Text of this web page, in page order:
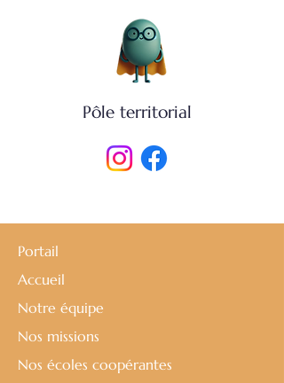
Pôle territorial
Portail
Accueil
Notre équipe
Nos missions
Nos écoles coopérantes